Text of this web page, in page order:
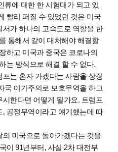
류에 대한 한 시험대가 되고 있
빨리 퍼질 수 있었던 것은 미국
가 하나의 고속도로 역할을 한
통해서 같이 대처해야 해결할
하고 미국과 중국은 코로나의
는 방식으로 해결 할 수 없다.
는 혼자 가겠다는 사람을 상징
국 이기주의로 보호무역을 하고
한다면 어떻게 될가요. 트럼프
공정무역이라고 얘기했는데 따
미국으로 돌아가겠다는 것을
이 91년부터, 사실 2차 대전부